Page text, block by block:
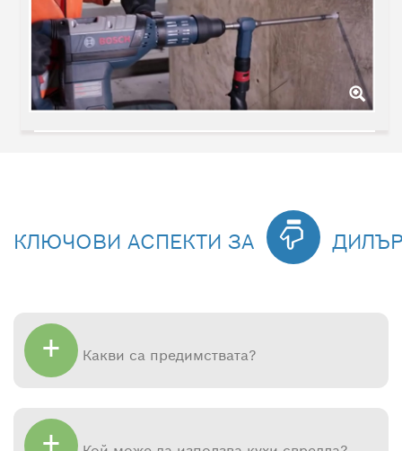
КЛЮЧОВИ АСПЕКТИ ЗА
+ Какви са предимствата?